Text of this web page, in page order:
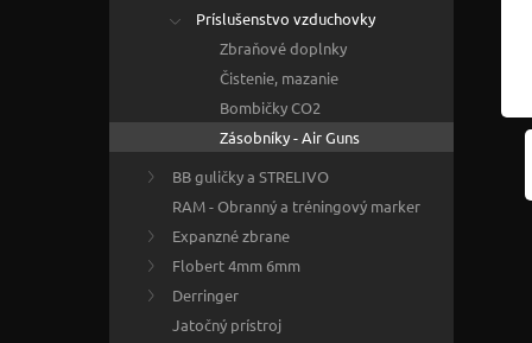
Príslušenstvo vzduchovky
Zbraňové doplnky
Čistenie, mazanie
Bombičky CO2
Zásobníky - Air Guns
BB guličky a STRELIVO
RAM - Obranný a tréningový marker
Expanzné zbrane
Flobert 4mm 6mm
Derringer
Jatočný prístroj